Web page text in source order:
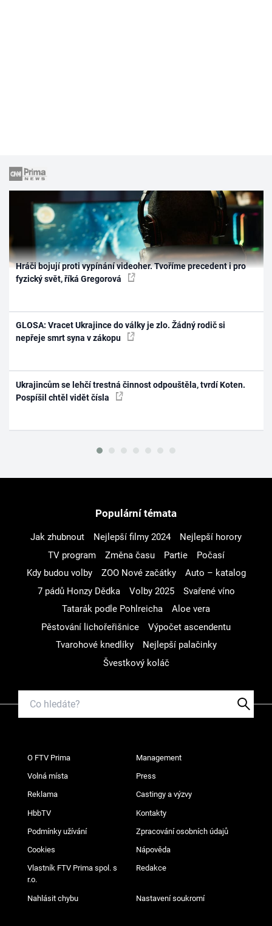
Hráči bojují proti vypínání videoher. Tvoříme precedent i pro
fyzický svět, říká Gregorová
GLOSA: Vracet Ukrajince do války je zlo. Žádný rodič si
nepřeje smrt syna v zákopu
Ukrajincům se lehčí trestná činnost odpouštěla, tvrdí Koten.
Pospíšil chtěl vidět čísla
Populární témata
Jak zhubnout Nejlepší filmy 2024
Nejlepší horory
TV program
Změna času Partie
Počasí
Kdy budou volby
ZOO Nové začátky
Auto – katalog
7 pádů Honzy Dědka
Volby 2025
Svařené víno
Tatarák podle Pohlreicha
Aloe vera
Pěstování lichořeřišnice
Výpočet ascendentu
Tvarohové knedlíky
Nejlepší palačinky
Švestkový koláč
O FTV Prima Management
Volná místa Press
Reklama Castingy a výzvy
HbbTV Kontakty
Podmínky užívání Zpracování osobních údajů
Cookies Nápověda
Vlastník FTV Prima spol. s
r.o.
Redakce
Nahlásit chybu Nastavení soukromí